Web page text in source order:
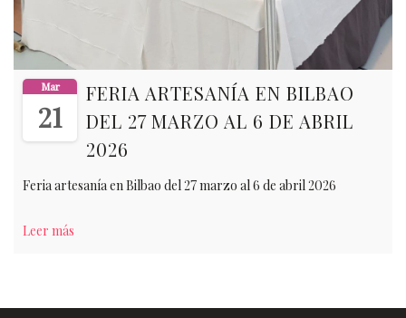
Mar
21
FERIA ARTESANÍA EN BILBAO
DEL 27 MARZO AL 6 DE ABRIL
2026
Feria artesanía en Bilbao del 27 marzo al 6 de abril 2026
Leer más